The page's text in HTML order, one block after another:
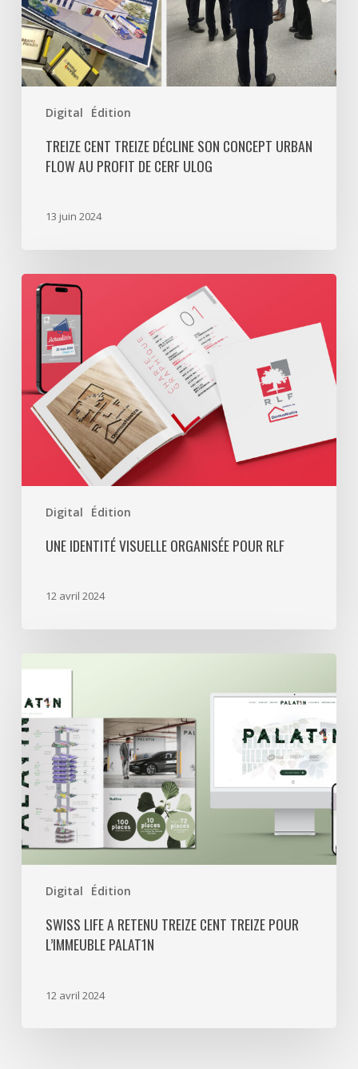
Digital Édition
Urban
Flow
au
profit
de
CERF
TREIZE CENT TREIZE DÉCLINE SON CONCEPT URBAN
FLOW AU PROFIT DE CERF ULOG
13 juin 2024
Digital Édition
Une
identité
visuelle
organisée
pour
RLF
UNE IDENTITÉ VISUELLE ORGANISÉE POUR RLF
12 avril 2024
Digital Édition
a
retenu
Treize
Cent
Treize
pour
l’immeuble
Palat1n
SWISS LIFE A RETENU TREIZE CENT TREIZE POUR
L’IMMEUBLE PALAT1N
12 avril 2024